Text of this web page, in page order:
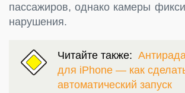
пассажиров, однако камеры
нарушения.
Читайте также:
для iPhone — как
автоматический запуск